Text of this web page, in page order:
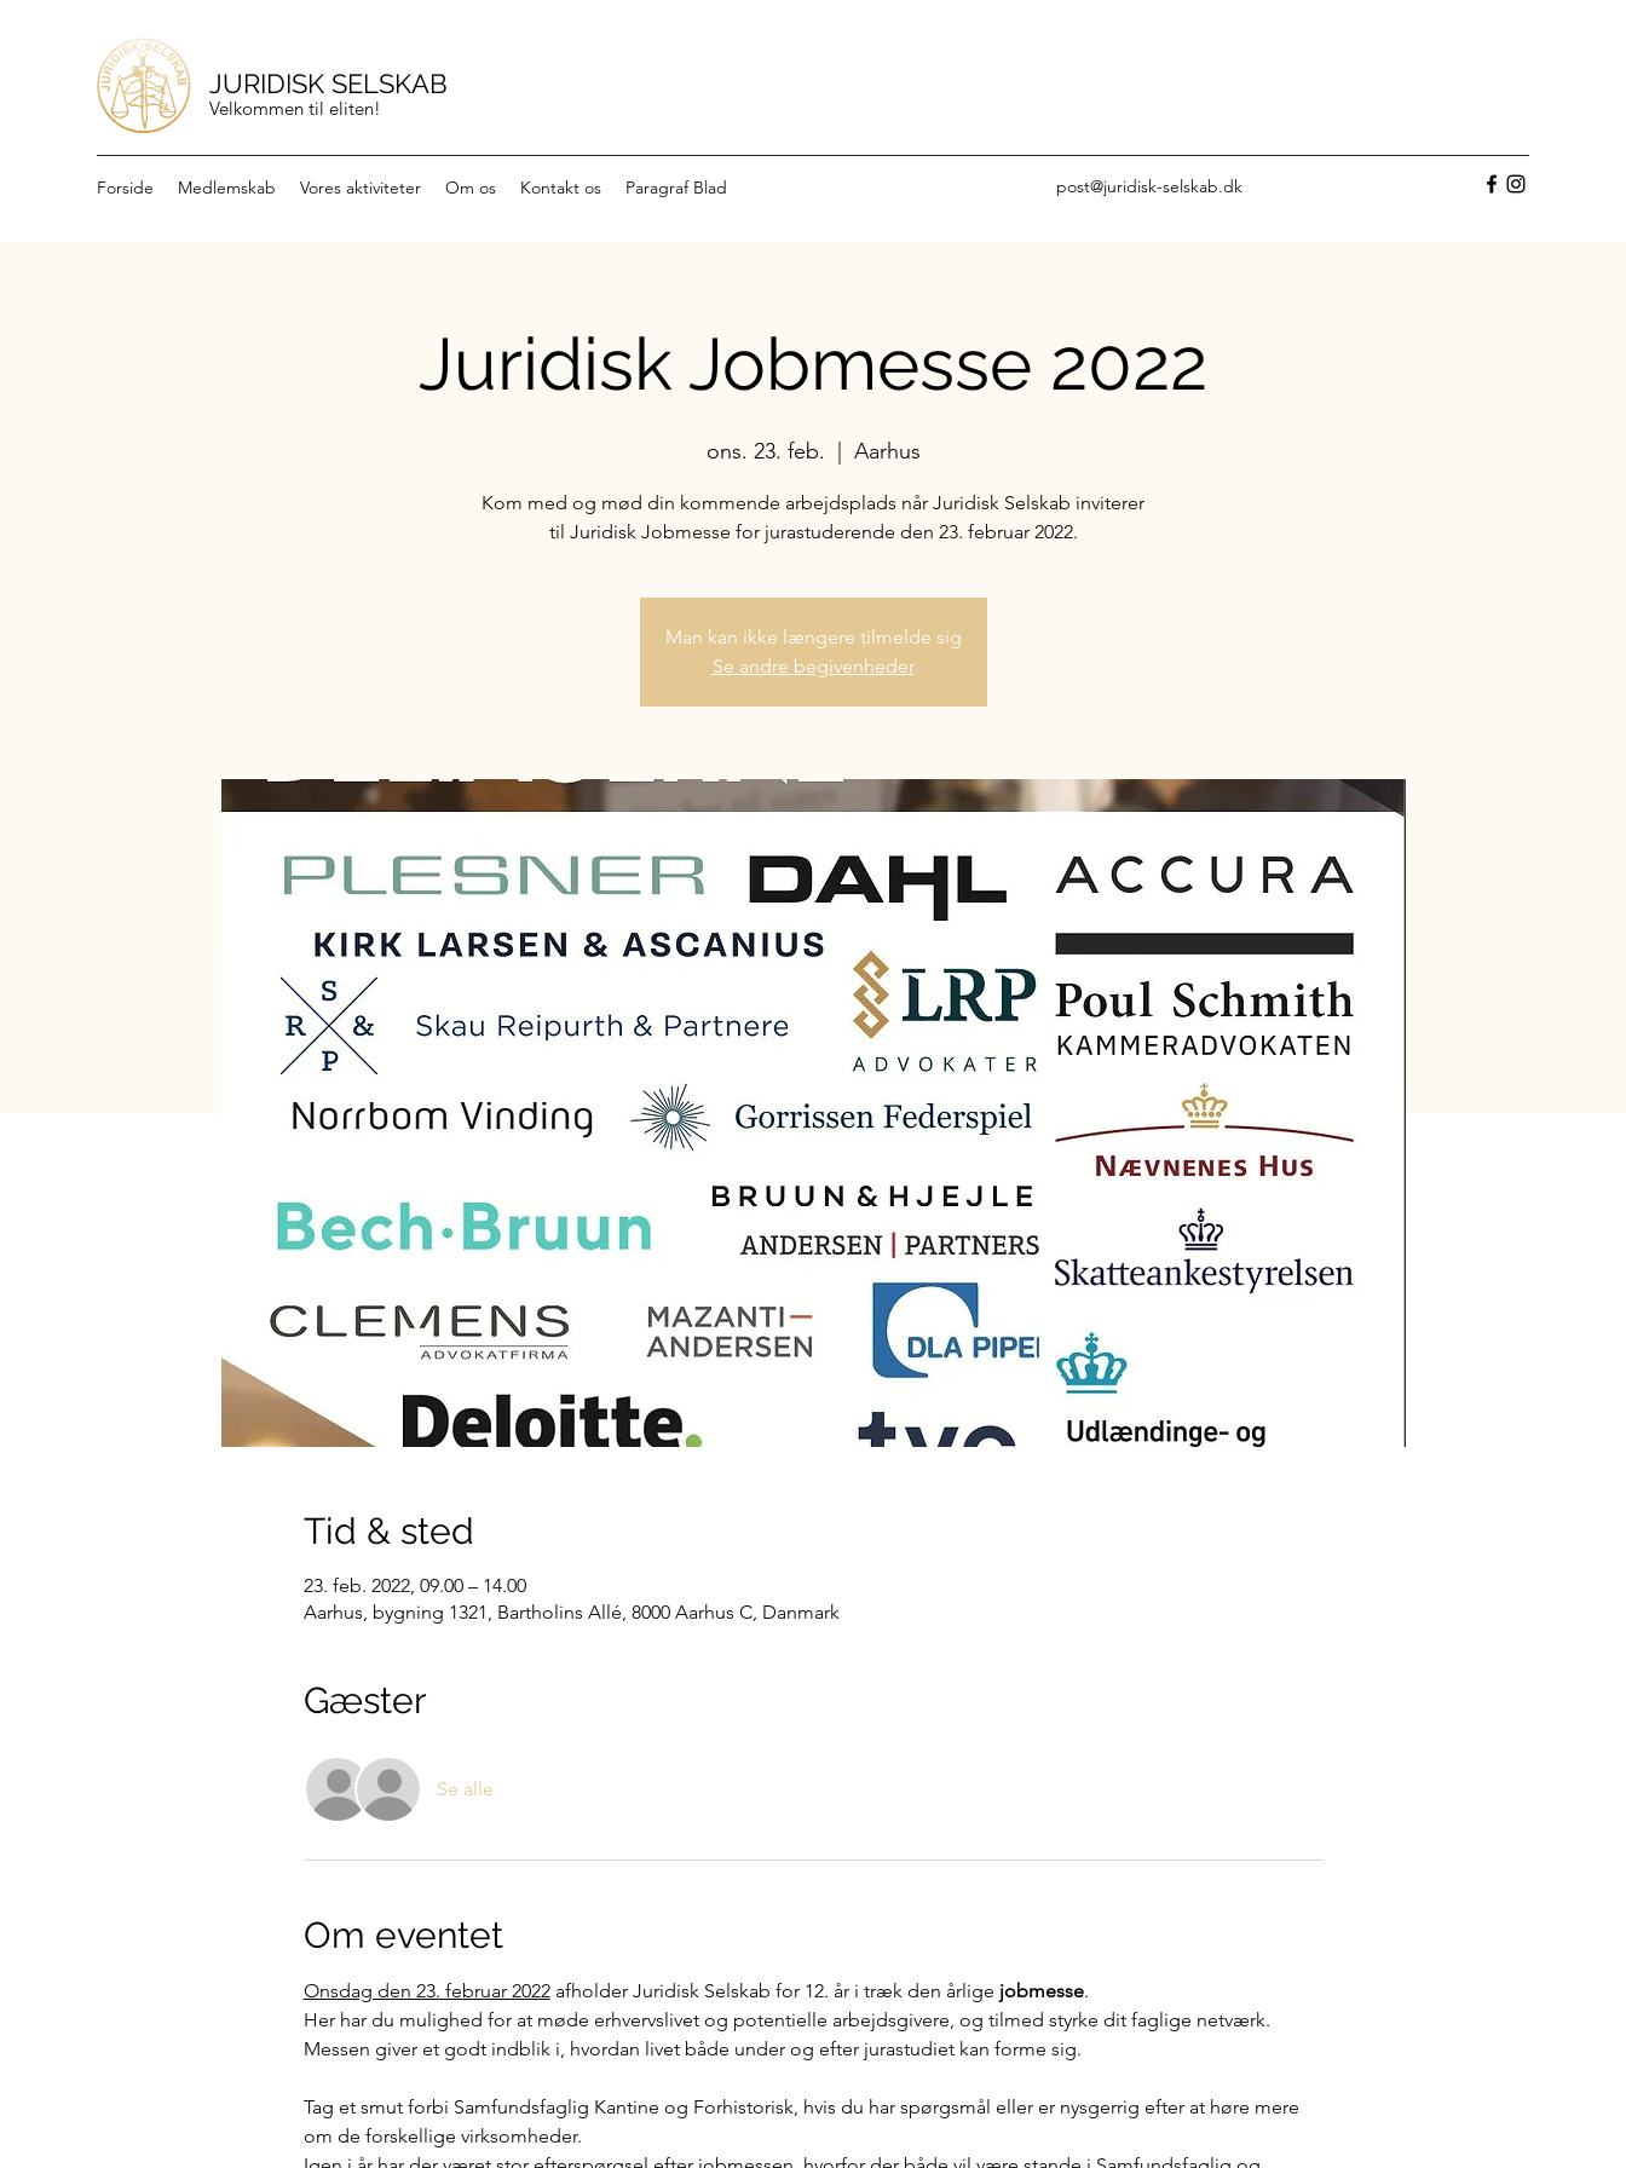
JURIDISK SELSKAB
Velkommen til eliten!
Forside Medlemskab Vores aktiviteter Om os Kontakt os Paragraf Blad post@juridisk-selskab.dk
Juridisk Jobmesse 2022
ons. 23. feb. Aarhus
Kom med og mød din kommende arbejdsplads når Juridisk Selskab inviterer
til Juridisk Jobmesse for jurastuderende den 23. februar 2022.
Man kan ikke længere tilmelde sig
Se andre begivenheder
Tid & sted
23. feb. 2022, 09.00 – 14.00
Aarhus, bygning 1321, Bartholins Allé, 8000 Aarhus C, Danmark
Gæster
Se alle
Om eventet
Onsdag den 23. februar 2022 afholder Juridisk Selskab for 12. år i træk den årlige jobmesse.
Her har du mulighed for at møde erhvervslivet og potentielle arbejdsgivere, og tilmed styrke dit faglige netværk.
Messen giver et godt indblik i, hvordan livet både under og efter jurastudiet kan forme sig.
Tag et smut forbi Samfundsfaglig Kantine og Forhistorisk, hvis du har spørgsmål eller er nysgerrig efter at høre mere
om de forskellige virksomheder.